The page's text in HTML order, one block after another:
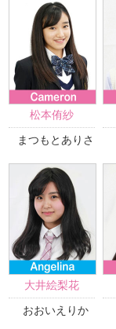
松本侑紗
まつもとありさ
大井絵梨花
おおいえりか